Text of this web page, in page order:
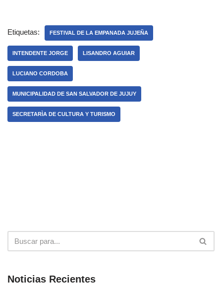
Etiquetas: FESTIVAL DE LA EMPANADA JUJEÑA
INTENDENTE JORGE LISANDRO AGUIAR
LUCIANO CORDOBA
MUNICIPALIDAD DE SAN SALVADOR DE JUJUY
SECRETARÌA DE CULTURA Y TURISMO
Noticias Recientes